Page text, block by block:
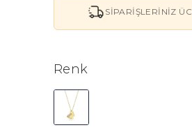
SIPARIŞLERINIZ
Renk